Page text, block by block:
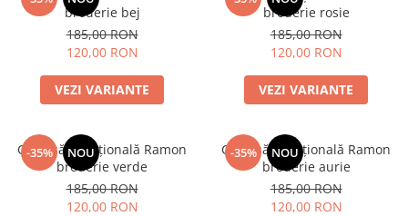
broderie bej
185,00 RON
120,00 RON
VEZI VARIANTE
broderie rosie
185,00 RON
120,00 RON
VEZI VARIANTE
-35% NOU
Cămașă tradițională Ramon
broderie verde
185,00 RON
120,00 RON
-35% NOU
Cămașă tradițională Ramon
broderie aurie
185,00 RON
120,00 RON